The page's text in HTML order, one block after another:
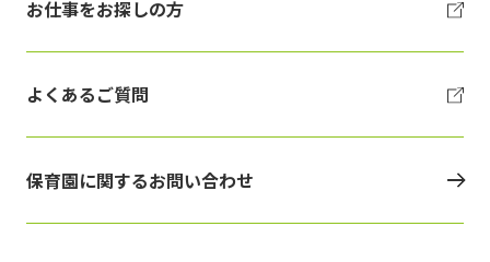
お仕事をお探しの方
よくあるご質問
保育園に関するお問い合わせ